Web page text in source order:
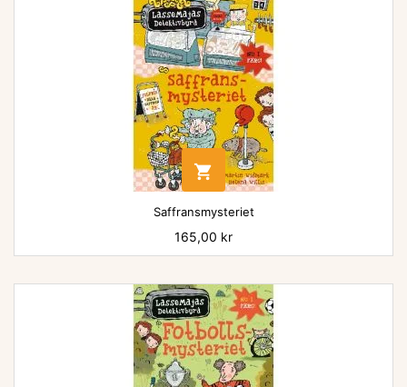

Saffransmysteriet
Pris
165,00 kr